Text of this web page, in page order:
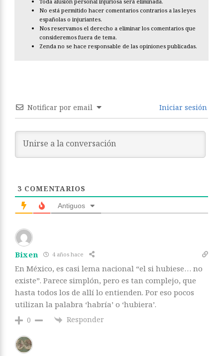
No está permitido hacer comentarios contrarios a las leyes
españolas o injuriantes.
Nos reservamos el derecho a eliminar los comentarios que
consideremos fuera de tema.
Zenda no se hace responsable de las opiniones publicadas.
Notificar por email Iniciar sesión
3 COMENTARIOS
Antiguos
Bixen 4 años hace
En México, es casi lema nacional “el si hubiese… no
existe”. Parece simplón, pero es tan complejo, que
hasta todos los de allí lo entienden. Por eso pocos
utilizan la palabra ‘habría’ o ‘hubiera’.
0 Responder